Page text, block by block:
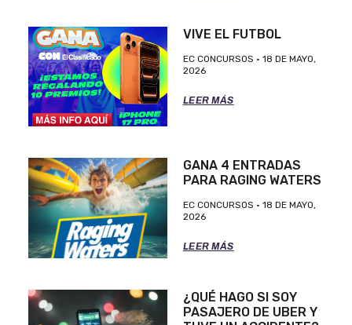
VIVE EL FUTBOL
EC CONCURSOS
18 DE MAYO,
2026
LEER MÁS
GANA 4 ENTRADAS
PARA RAGING WATERS
EC CONCURSOS
18 DE MAYO,
2026
LEER MÁS
¿QUÉ HAGO SI SOY
PASAJERO DE UBER Y